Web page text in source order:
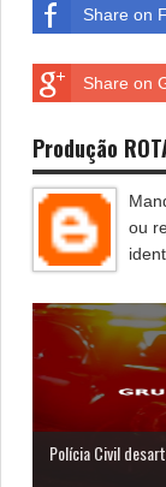
Share on
Share on
Produção
ou
Polícia Civil